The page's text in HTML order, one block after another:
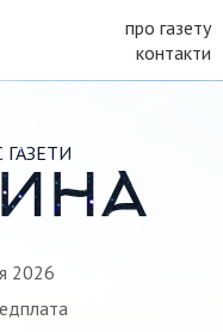
про газету
контакти
ГАЗЕТИ
2026